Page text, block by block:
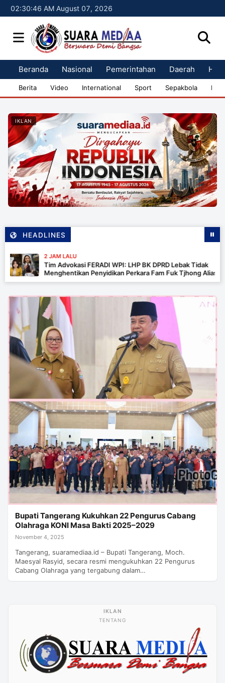
02:30:46 AM August 07, 2026
Beranda Nasional Pemerintahan Daerah
Berita Video International Sport Sepakbola
IKLAN
HEADLINES
2 JAM LALU
Tim Advokasi FERADI WPI: LHP BK DPRD Lebak Tidak
Menghentikan Penyidikan Perkara Fam Fuk Tjhong Alias Pak
Uun
Bupati Tangerang Kukuhkan 22 Pengurus Cabang
Olahraga KONI Masa Bakti 2025–2029
November 4, 2025
Tangerang, suaramediaa.id – Bupati Tangerang, Moch.
Maesyal Rasyid, secara resmi mengukuhkan 22 Pengurus
Cabang Olahraga yang tergabung dalam…
TENTANG